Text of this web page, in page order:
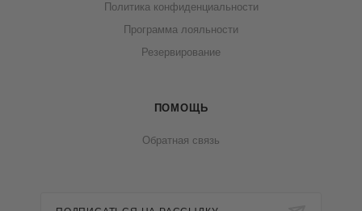
Политика конфиденциальности
Программа лояльности
Резервирование
ПОМОЩЬ
Обратная связь